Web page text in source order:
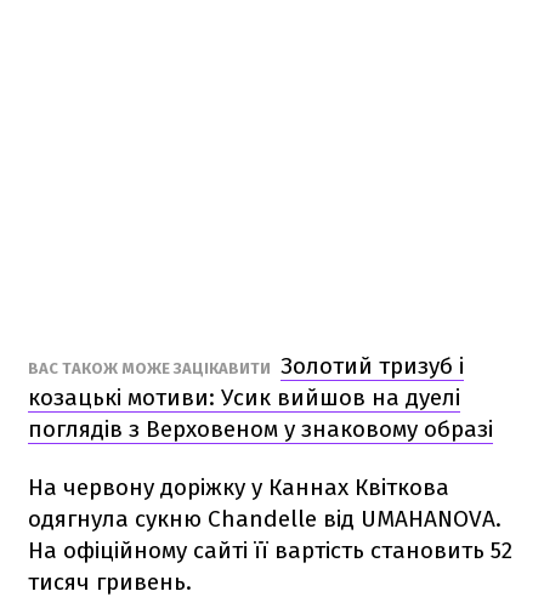
ВАС ТАКОЖ МОЖЕ ЗАЦІКАВИТИ Золотий тризуб і
козацькі мотиви: Усик вийшов на дуелі
поглядів з Верховеном у знаковому образі
На червону доріжку у Каннах Квіткова
одягнула сукню Chandelle від UMAHANOVA.
На офіційному сайті її вартість становить 52
тисяч гривень.